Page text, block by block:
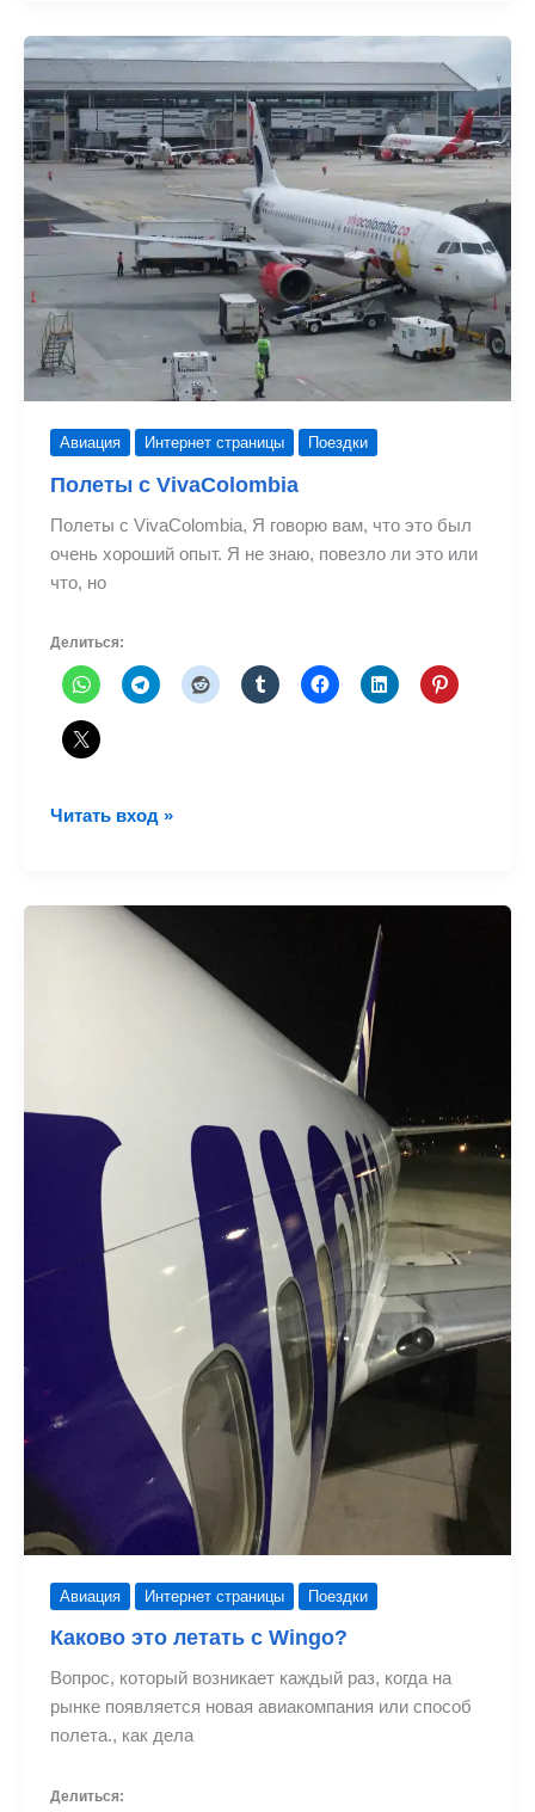
присутствие
в
Латинской
Америке
Авиация Интернет страницы Поездки
Полеты с VivaColombia
Полеты с VivaColombia, Я говорю вам, что это был
очень хороший опыт. Я не знаю, повезло ли это или
что, но
Делиться:
Полеты
Читать вход »
Авиация Интернет страницы Поездки
Каково это летать с Wingo?
Вопрос, который возникает каждый раз, когда на
рынке появляется новая авиакомпания или способ
полета., как дела
Делиться: